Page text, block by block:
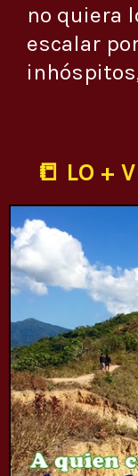
no quiera
escalar
📒 LO +